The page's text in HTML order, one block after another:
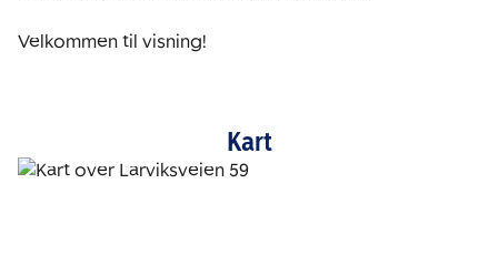
Velkommen til visning!
Kart